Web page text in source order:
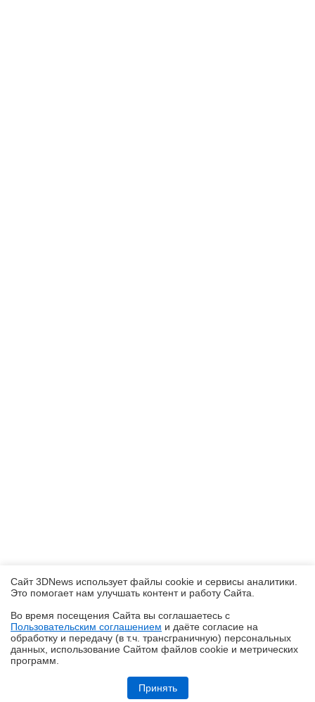
Обзор игрового Tandem WOLED-монитора ASUS ROG Strix OLED
XG27AQWMG: запланированный апгрейд
Сайт 3DNews использует файлы cookie и сервисы аналитики.
Это помогает нам улучшать контент и работу Cайта.
Во время посещения Cайта вы соглашаетесь с
Пользовательским соглашением и даёте согласие на
обработку и передачу (в т.ч. трансграничную) персональных
данных, использование Cайтом файлов cookie и метрических
программ.
Принять